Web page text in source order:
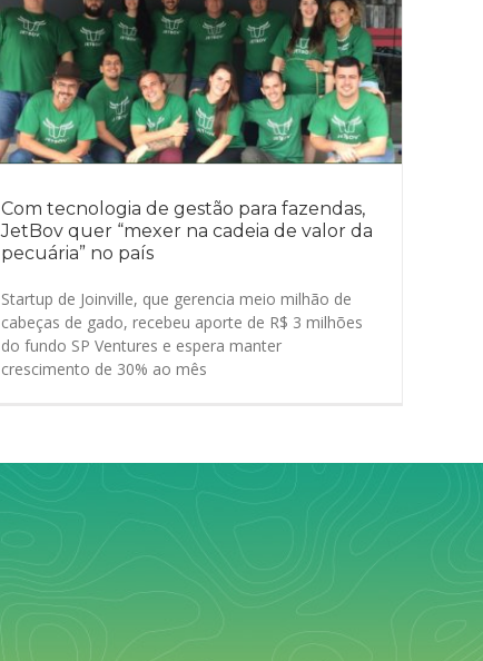
Com tecnologia de gestão para fazendas,
JetBov quer “mexer na cadeia de valor da
pecuária” no país
Startup de Joinville, que gerencia meio milhão de
cabeças de gado, recebeu aporte de R$ 3 milhões
do fundo SP Ventures e espera manter
crescimento de 30% ao mês